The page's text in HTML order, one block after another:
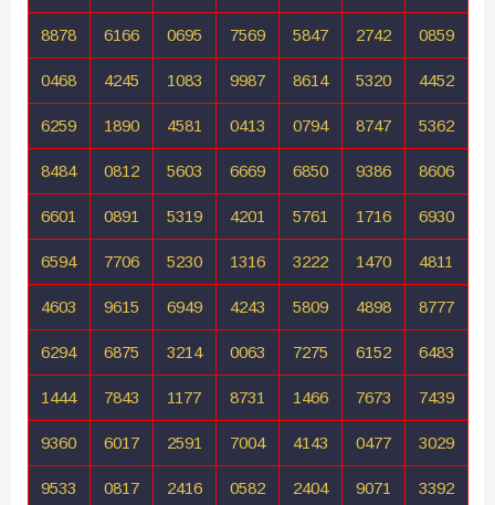
8878 6166 0695 7569 5847 2742 0859
0468 4245 1083 9987 8614 5320 4452
6259 1890 4581 0413 0794 8747 5362
8484 0812 5603 6669 6850 9386 8606
6601 0891 5319 4201 5761 1716 6930
6594 7706 5230 1316 3222 1470 4811
4603 9615 6949 4243 5809 4898 8777
6294 6875 3214 0063 7275 6152 6483
1444 7843 1177 8731 1466 7673 7439
9360 6017 2591 7004 4143 0477 3029
9533 0817 2416 0582 2404 9071 3392